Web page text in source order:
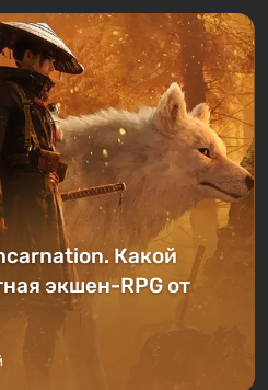
Какой
экшен-RPG от